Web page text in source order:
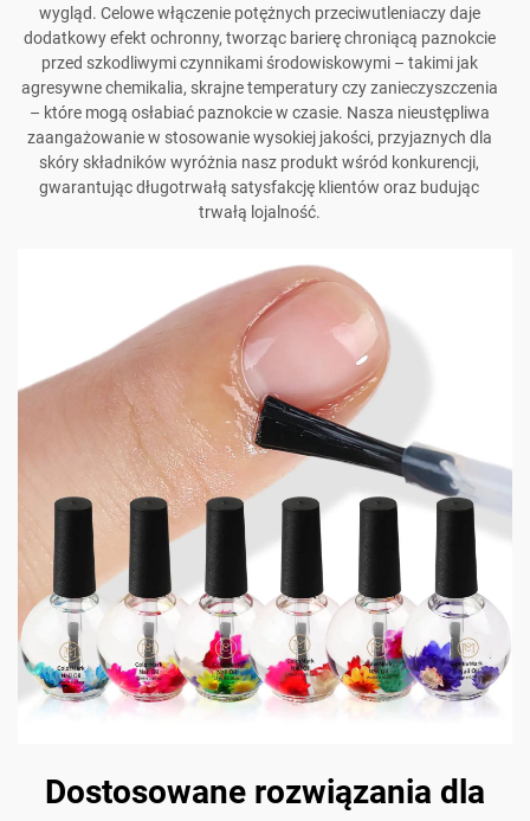
wygląd. Celowe włączenie potężnych przeciwutleniaczy daje
dodatkowy efekt ochronny, tworząc barierę chroniącą paznokcie
przed szkodliwymi czynnikami środowiskowymi – takimi jak
agresywne chemikalia, skrajne temperatury czy zanieczyszczenia
– które mogą osłabiać paznokcie w czasie. Nasza nieustępliwa
zaangażowanie w stosowanie wysokiej jakości, przyjaznych dla
skóry składników wyróżnia nasz produkt wśród konkurencji,
gwarantując długotrwałą satysfakcję klientów oraz budując
trwałą lojalność.
Dostosowane rozwiązania dla